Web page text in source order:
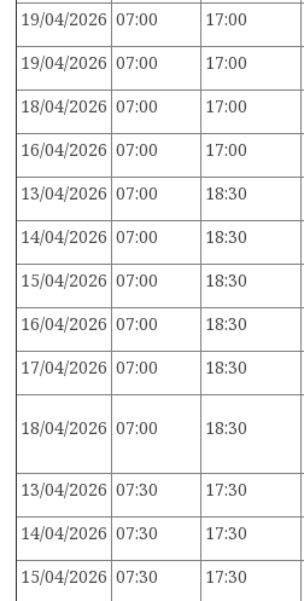
19/04/2026 07:00 17:00
19/04/2026 07:00 17:00
18/04/2026 07:00 17:00
16/04/2026 07:00 17:00
13/04/2026 07:00 18:30
14/04/2026 07:00 18:30
15/04/2026 07:00 18:30
16/04/2026 07:00 18:30
17/04/2026 07:00 18:30
18/04/2026 07:00 18:30
13/04/2026 07:30 17:30
14/04/2026 07:30 17:30
15/04/2026 07:30 17:30